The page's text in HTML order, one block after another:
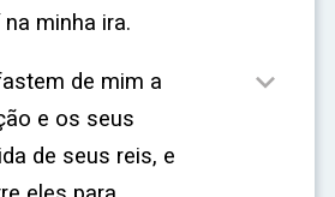
minha ira.
de mim a
e os seus
de seus reis, e
